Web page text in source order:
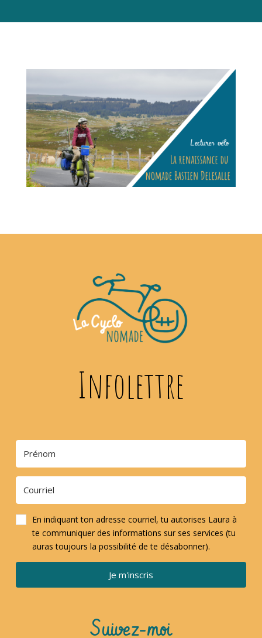
Infolettre
En indiquant ton adresse courriel, tu autorises Laura à
te communiquer des informations sur ses services (tu
auras toujours la possibilité de te désabonner).
Je m'inscris
Suivez-moi